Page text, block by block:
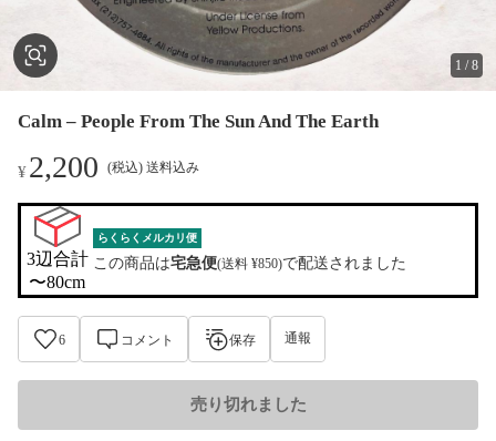
1 /8
Calm – People From The Sun And The Earth
¥2,200 (税込) 送料込み
3辺合計
〜80cm
らくらくメルカリ便
この商品は宅急便(送料 ¥850)で配送されました
6 コメント 保存 通報
売り切れました